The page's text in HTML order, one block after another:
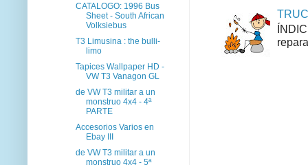
CATALOGO: 1996 Bus
Sheet - South African
Volksiebus
T3 Limusina : the bulli-
limo
Tapices Wallpaper HD -
VW T3 Vanagon GL
de VW T3 militar a un
monstruo 4x4 - 4ª
PARTE
Accesorios Varios en
Ebay III
de VW T3 militar a un
monstruo 4x4 - 5ª